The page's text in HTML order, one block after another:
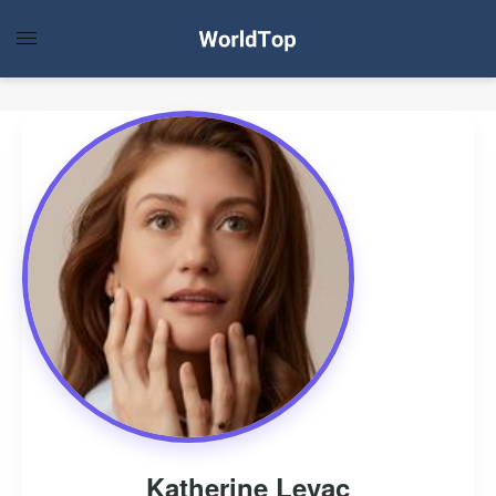
Katherine Levac